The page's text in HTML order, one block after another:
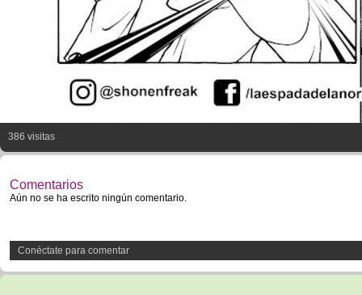
386 visitas
Comentarios
Aún no se ha escrito ningún comentario.
Conéctate para comentar